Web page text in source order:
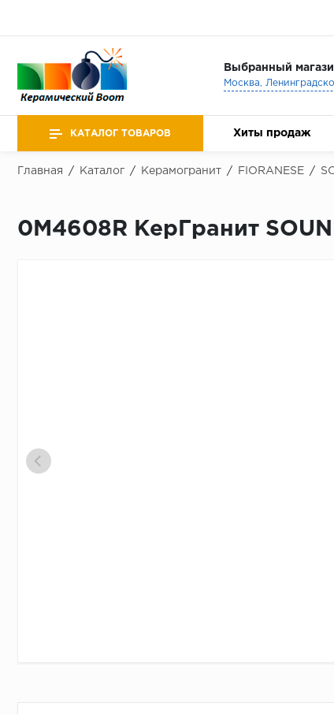
Выбранный
КАТАЛОГ ТОВАРОВ Хиты продаж
Главная / Каталог / Керамогранит / FIORANESE /
0M4608R КерГранит